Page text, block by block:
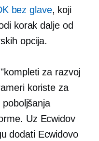
bez glave, koji
korak dalje od
opcija.
za razvoj
koriste za
Uz Ecwidov
dodati Ecwidovo